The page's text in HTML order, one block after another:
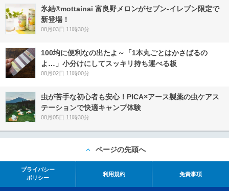
氷結®mottainai 富良野メロンがセブン‐イレブン限定で
新登場！
08月03日 11時30分
100均に便利なの出たよ～「1本丸ごとはかさばるの
よ…」小分けにしてスッキリ持ち運べる板
08月02日 11時00分
虫が苦手な初心者も安心！PICA×アース製薬の虫ケアス
テーションで快適キャンプ体験
08月05日 11時30分
ページの先頭へ
プライバシー
ポリシー
利用規約 免責事項